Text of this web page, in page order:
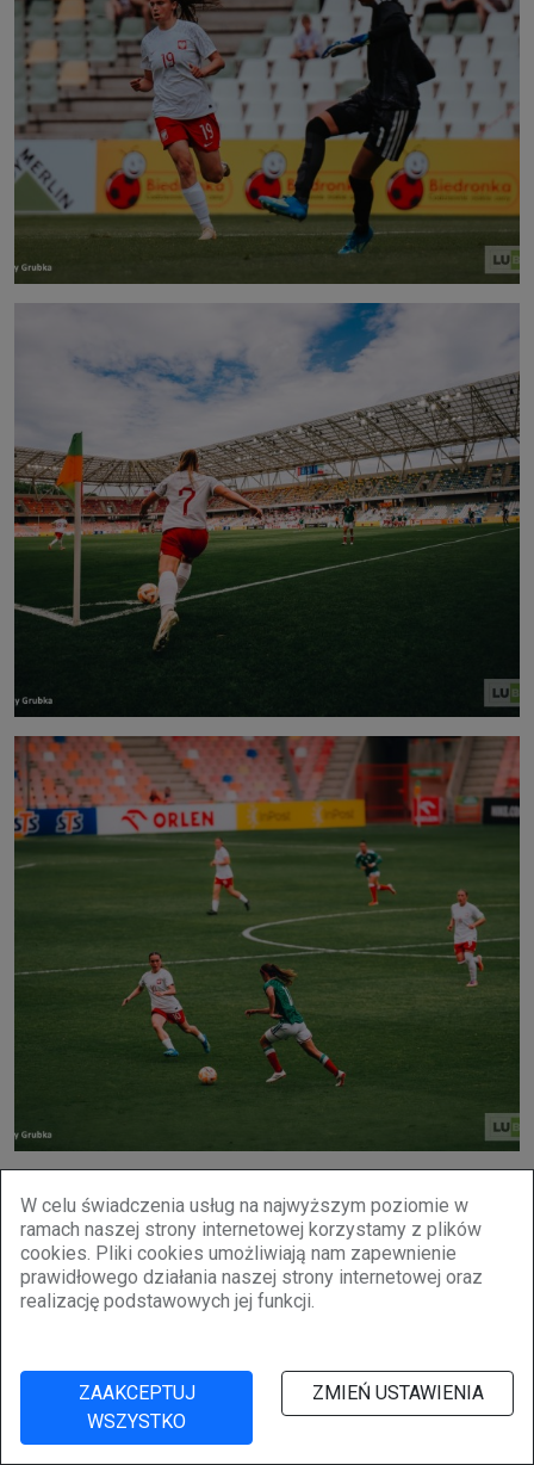
W celu świadczenia usług na najwyższym poziomie w
ramach naszej strony internetowej korzystamy z plików
cookies. Pliki cookies umożliwiają nam zapewnienie
prawidłowego działania naszej strony internetowej oraz
realizację podstawowych jej funkcji.
ZAAKCEPTUJ
WSZYSTKO
ZMIEŃ USTAWIENIA